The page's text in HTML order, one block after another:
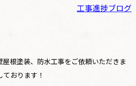
工事進捗ブログ
根塗装、防水工事をご依頼いただきま
おります！